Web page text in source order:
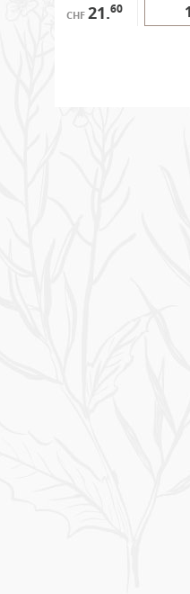
CHF 21.60